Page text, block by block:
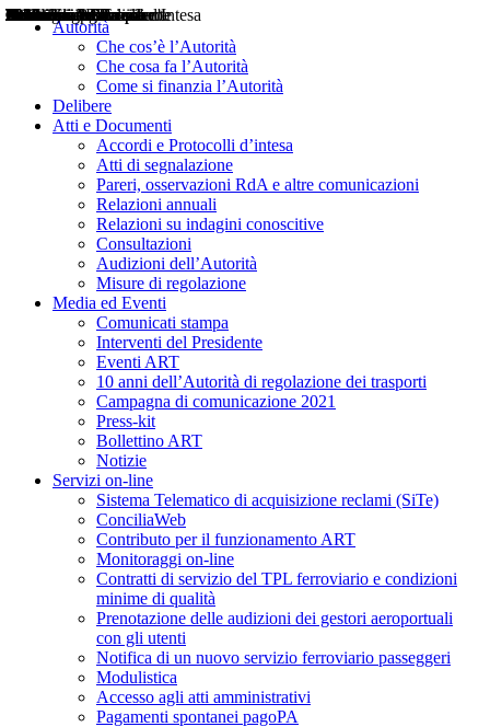
Autorità
Che cos’è l’Autorità
Che cosa fa l’Autorità
Come si finanzia l’Autorità
Delibere
Atti e Documenti
Accordi e Protocolli d’intesa
Atti di segnalazione
Pareri, osservazioni RdA e altre comunicazioni
Relazioni annuali
Relazioni su indagini conoscitive
Consultazioni
Audizioni dell’Autorità
Misure di regolazione
Media ed Eventi
Comunicati stampa
Interventi del Presidente
Eventi ART
10 anni dell’Autorità di regolazione dei trasporti
Campagna di comunicazione 2021
Press-kit
Bollettino ART
Notizie
Servizi on-line
Sistema Telematico di acquisizione reclami (SiTe)
ConciliaWeb
Contributo per il funzionamento ART
Monitoraggi on-line
Contratti di servizio del TPL ferroviario e condizioni
minime di qualità
Prenotazione delle audizioni dei gestori aeroportuali
con gli utenti
Notifica di un nuovo servizio ferroviario passeggeri
Modulistica
Accesso agli atti amministrativi
Pagamenti spontanei pagoPA
Delibere
Pareri
Consultazioni
Audizioni
Atti di Segnalazione
Accordi e Protocolli d'Intesa
Relazioni annuali
Misure di regolazione
Notizie
Comunicati Stampa
Bollettini ART
Convegni ART
Interviste del Presidente
Articoli in primo piano
Interventi del Presidente
2004
2005
2010
2013
2014
2015
2016
2017
2018
2019
202
2020
2021
2022
2023
2024
2025
2026
Aereo
Marittimo
Terrestre